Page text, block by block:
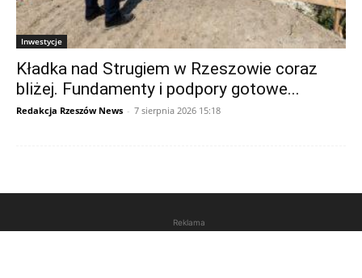
Inwestycje
Kładka nad Strugiem w Rzeszowie coraz
bliżej. Fundamenty i podpory gotowe...
Redakcja Rzeszów News - 7 sierpnia 2026 15:18
Reklama